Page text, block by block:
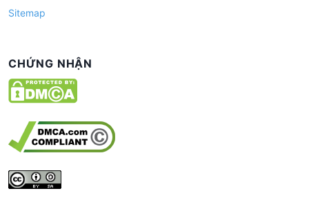
Sitemap
CHỨNG NHẬN